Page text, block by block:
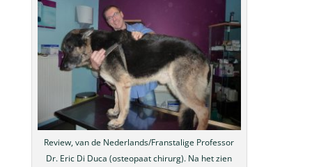
Review, van de Nederlands/Franstalige Professor
Dr. Eric Di Duca (osteopaat chirurg). Na het zien